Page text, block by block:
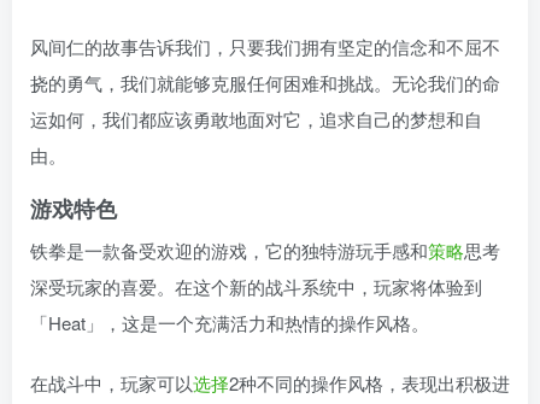
风间仁的故事告诉我们，只要我们拥有坚定的信念和不屈不
挠的勇气，我们就能够克服任何困难和挑战。无论我们的命
运如何，我们都应该勇敢地面对它，追求自己的梦想和自
由。
游戏特色
铁拳是一款备受欢迎的游戏，它的独特游玩手感和策略思考
深受玩家的喜爱。在这个新的战斗系统中，玩家将体验到
「Heat」，这是一个充满活力和热情的操作风格。
在战斗中，玩家可以选择2种不同的操作风格，表现出积极进